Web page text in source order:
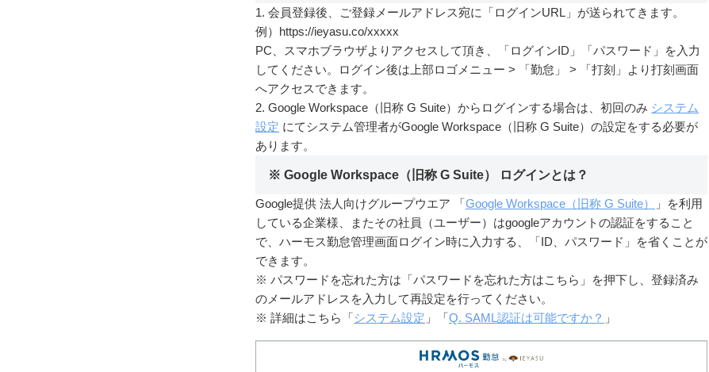
1. 会員登録後、ご登録メールアドレス宛に「ログインURL」が送られてきます。
例）https://ieyasu.co/xxxxx
PC、スマホブラウザよりアクセスして頂き、「ログインID」「パスワード」を入力
してください。ログイン後は上部ロゴメニュー > 「勤怠」 > 「打刻」より打刻画面
へアクセスできます。
2. Google Workspace（旧称 G Suite）からログインする場合は、初回のみ システム
設定 にてシステム管理者がGoogle Workspace（旧称 G Suite）の設定をする必要が
あります。
※ Google Workspace（旧称 G Suite） ログインとは？
Google提供 法人向けグループウエア 「Google Workspace（旧称 G Suite）
」を利用
している企業様、またその社員（ユーザー）はgoogleアカウントの認証をすること
で、ハーモス勤怠管理画面ログイン時に入力する、「ID、パスワード」を省くことが
できます。
※ パスワードを忘れた方は「パスワードを忘れた方はこちら」を押下し、登録済み
のメールアドレスを入力して再設定を行ってください。
※ 詳細はこちら「システム設定 」「Q. SAML認証は可能ですか？ 」